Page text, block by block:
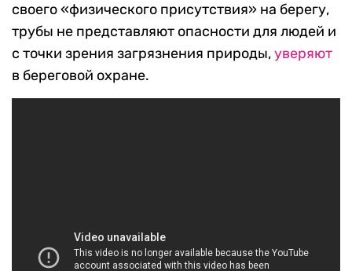
своего «физического присутствия» на берегу,
трубы не представляют опасности для людей и
с точки зрения загрязнения природы,уверяют
в береговой охране.